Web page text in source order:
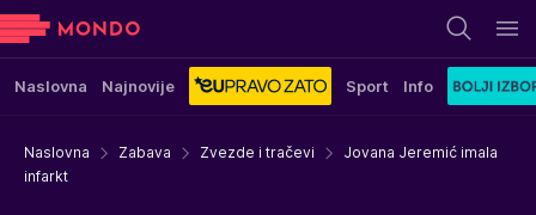
Naslovna Najnovije Sport Info
Naslovna Zabava Zvezde i tračevi
Jovana Jeremić imala
infarkt